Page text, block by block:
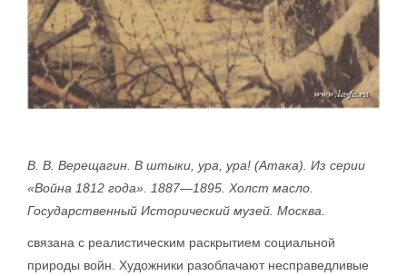
В. В. Верещагин. В штыки, ура, ура! (Атака). Из серии
«Война 1812 года». 1887—1895. Холст масло.
Государственный Исторический музей. Москва.
связана с реалистическим раскрытием социальной
природы войн. Художники разоблачают несправедливые